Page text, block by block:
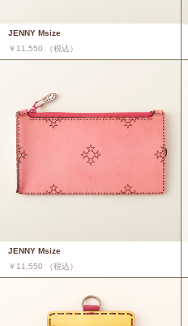
JENNY Msize
￥11,550 （税込）
JENNY Msize
￥11,550 （税込）